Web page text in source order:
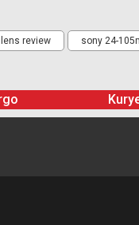
review sony 24-